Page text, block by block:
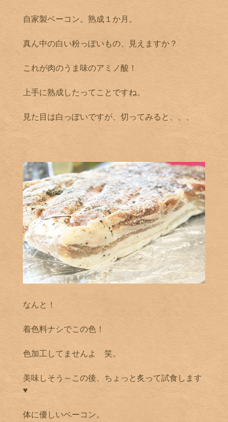
自家製ベーコン。熟成１か月。
真ん中の白い粉っぽいもの、見えますか？
これが肉のうま味のアミノ酸！
上手に熟成したってことですね。
見た目は白っぽいですが、切ってみると、、、
なんと！
着色料ナシでこの色！
色加工してませんよ 笑。
美味しそう～この後、ちょっと炙って試食します
♥
体に優しいベーコン。